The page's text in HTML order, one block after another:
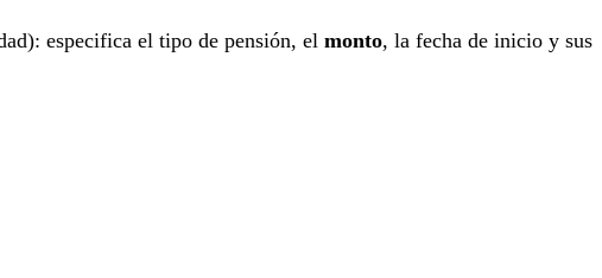
especifica el tipo de pensión, el monto, la fecha de inicio y sus